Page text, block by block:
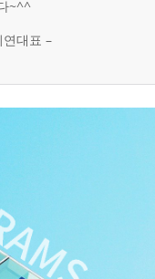
~^^
대표 –